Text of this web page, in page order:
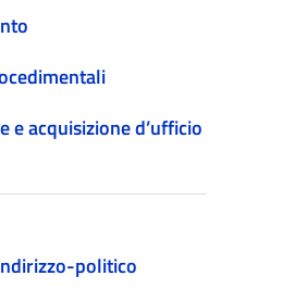
e acquisizione d’ufficio
politico